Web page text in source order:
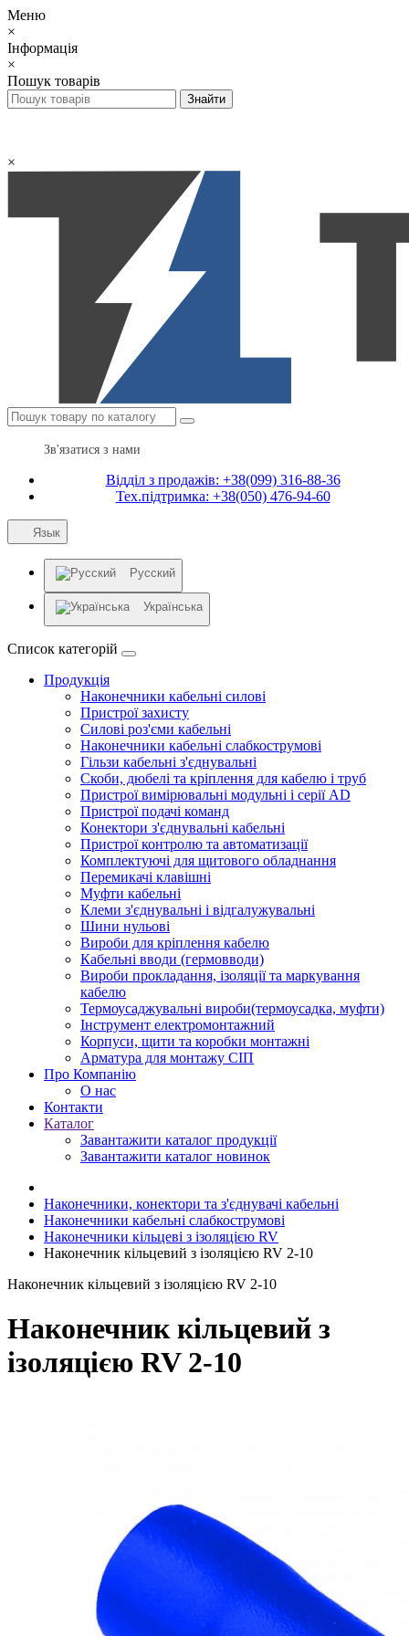
Меню
×
Інформація
×
Пошук товарів
×
Зв'язатися з нами
Відділ з продажів: +38(099) 316-88-36
Тех.підтримка: +38(050) 476-94-60
Язык
Русский
Українська
Список категорій
Продукція
Наконечники кабельні силові
Пристрої захисту
Силові роз'єми кабельні
Наконечники кабельні слабкострумові
Гільзи кабельні з'єднувальні
Скоби, дюбелі та кріплення для кабелю і труб
Пристрої вимірювальні модульні і серії AD
Пристрої подачі команд
Конектори з'єднувальні кабельні
Пристрої контролю та автоматизації
Комплектуючі для щитового обладнання
Перемикачі клавішні
Муфти кабельні
Клеми з'єднувальні і відгалужувальні
Шини нульові
Вироби для кріплення кабелю
Кабельні вводи (гермовводи)
Вироби прокладання, iзоляції та маркування
кабелю
Термоусаджувальні вироби(термоусадка, муфти)
Інструмент електромонтажний
Корпуси, щити та коробки монтажні
Арматура для монтажу СІП
Про Компанію
О нас
Контакти
Каталог
Завантажити каталог продукції
Завантажити каталог новинок
Наконечники, конектори та з'єднувачі кабельні
Наконечники кабельні слабкострумові
Наконечники кільцеві з ізоляцією RV
Наконечник кільцевий з ізоляцією RV 2-10
Наконечник кільцевий з ізоляцією RV 2-10
Наконечник кільцевий з
ізоляцією RV 2-10